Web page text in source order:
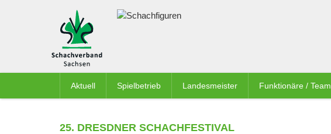
Aktuell Spielbetrieb Landesmeister Funktionäre / Team
25. DRESDNER SCHACHFESTIVAL